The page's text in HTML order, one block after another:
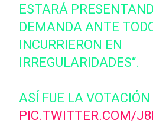
ESTARÁ
DEMANDA ANTE
INCURRIERON EN
IRREGULARIDADES“.
ASÍ FUE LA VOTACIÓN
PIC.TWITTER.COM/